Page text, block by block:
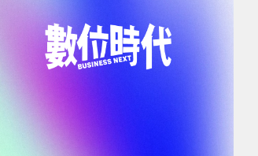
信用風險，擴大融資給企業和個人
）的一環，利用數據和科技，加強
府，同意當局用阿里巴巴的數據追
防堵疫情。但是過去幾年，馬雲一